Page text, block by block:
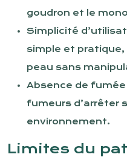
goudron et le
Simplicité
simple et pratique,
peau sans
Absence de fumée
fumeurs d’arrêter
environnement.
Limites du